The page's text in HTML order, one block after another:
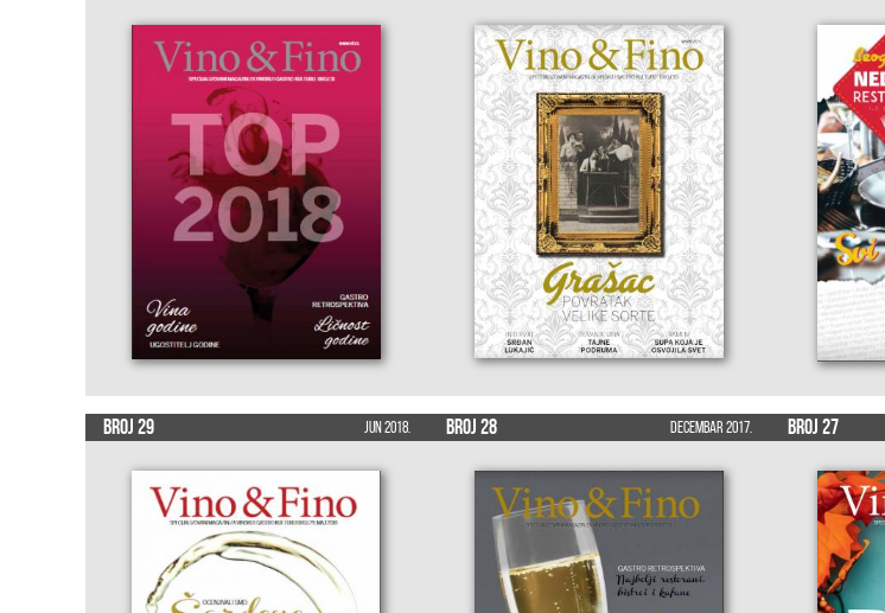
Broj 29 Jun 2018. Broj 28 Decembar 2017. Broj 27